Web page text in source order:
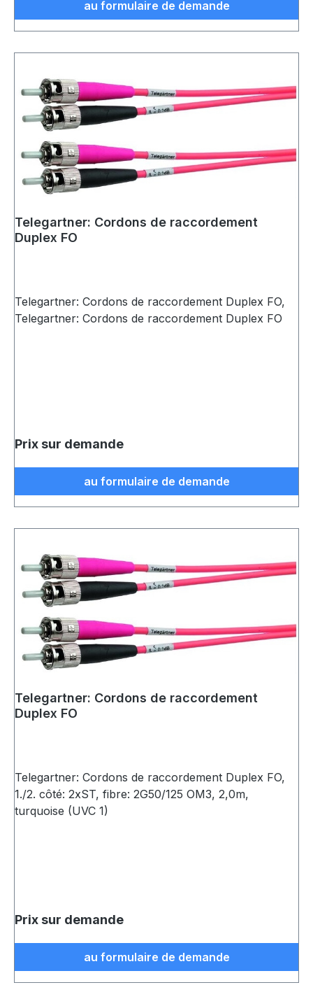
au formulaire de demande
Telegartner: Cordons de raccordement
Duplex FO
Telegartner: Cordons de raccordement Duplex FO,
Telegartner: Cordons de raccordement Duplex FO
Prix sur demande
au formulaire de demande
Telegartner: Cordons de raccordement
Duplex FO
Telegartner: Cordons de raccordement Duplex FO,
1./2. côté: 2xST, fibre: 2G50/125 OM3, 2,0m,
turquoise (UVC 1)
Prix sur demande
au formulaire de demande